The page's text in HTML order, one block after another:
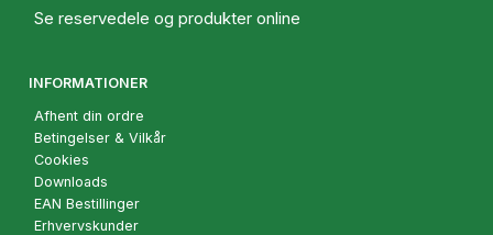
Se reservedele og produkter online
INFORMATIONER
Afhent din ordre
Betingelser & Vilkår
Cookies
Downloads
EAN Bestillinger
Erhvervskunder